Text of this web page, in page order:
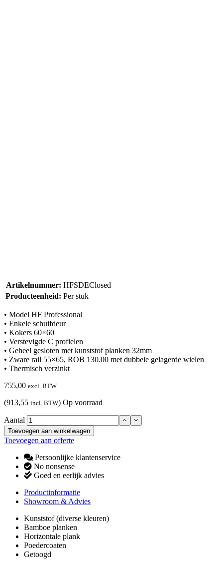
Artikelnummer: HFSDEClosed
Producteenheid: Per stuk
• Model HF Professional
• Enkele schuifdeur
• Kokers 60×60
• Verstevigde C profielen
• Geheel gesloten met kunststof planken 32mm
• Zware rail 55×65, ROB 130.00 met dubbele gelagerde wielen
• Thermisch verzinkt
755,00 excl. BTW
(913,55 incl. BTW) Op voorraad
Aantal
Toevoegen aan winkelwagen
Toevoegen aan offerte
Persoonlijke klantenservice
No nonsense
Goed en eerlijk advies
Productinformatie
Showroom & Advies
Kunststof (diverse kleuren)
Bamboe planken
Horizontale plank
Poedercoaten
Getoogd